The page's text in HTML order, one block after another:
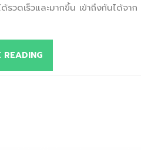
รวดเร็วและมากขึ้น เข้าถึงกันได้จาก
READING